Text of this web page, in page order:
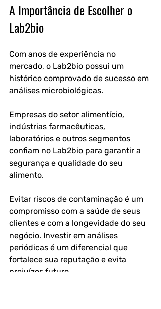
A Importância de Escolher o
Lab2bio
Com anos de experiência no
mercado, o Lab2bio possui um
histórico comprovado de sucesso em
análises microbiológicas.
Empresas do setor alimentício,
indústrias farmacêuticas,
laboratórios e outros segmentos
confiam no Lab2bio para garantir a
segurança e qualidade do seu
alimento.
Evitar riscos de contaminação é um
compromisso com a saúde de seus
clientes e com a longevidade do seu
negócio. Investir em análises
periódicas é um diferencial que
fortalece sua reputação e evita
prejuízos futuro.